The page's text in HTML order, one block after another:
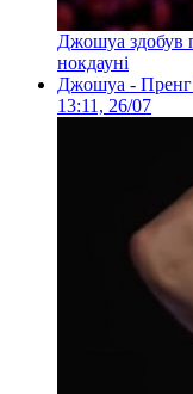
Джошуа здобув
нокдауні
Джошуа - Пренг
13:11, 26/07